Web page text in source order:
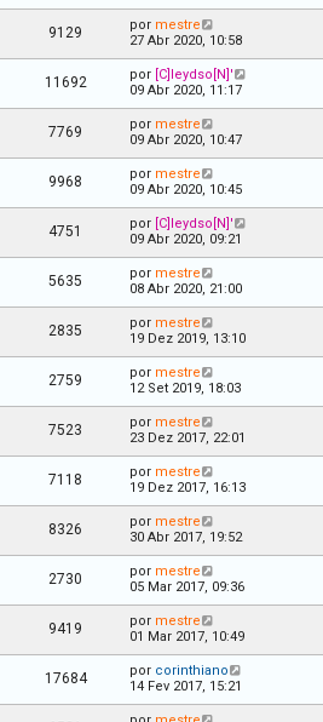
9129 por mestre
27 Abr 2020, 10:58
11692 por [C]leydso[N]'
09 Abr 2020, 11:17
7769 por mestre
09 Abr 2020, 10:47
9968 por mestre
09 Abr 2020, 10:45
4751 por [C]leydso[N]'
09 Abr 2020, 09:21
5635 por mestre
08 Abr 2020, 21:00
2835 por mestre
19 Dez 2019, 13:10
2759 por mestre
12 Set 2019, 18:03
7523 por mestre
23 Dez 2017, 22:01
7118 por mestre
19 Dez 2017, 16:13
8326 por mestre
30 Abr 2017, 19:52
2730 por mestre
05 Mar 2017, 09:36
9419 por mestre
01 Mar 2017, 10:49
17684 por corinthiano
14 Fev 2017, 15:21